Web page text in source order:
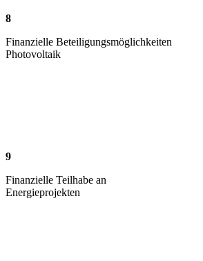
8
Finanzielle Beteiligungsmöglichkeiten
Photovoltaik
9
Finanzielle Teilhabe an
Energieprojekten